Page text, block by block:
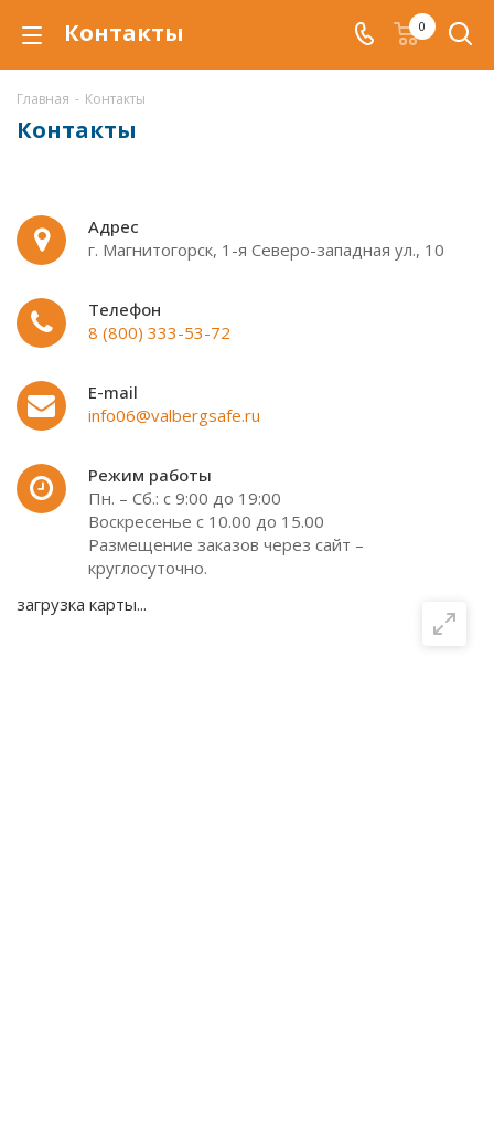
Контакты 0
Главная - Контакты
Контакты
Адрес
г. Магнитогорск, 1-я Северо-западная ул., 10
Телефон
8 (800) 333-53-72
E-mail
info06@valbergsafe.ru
Режим работы
Пн. – Сб.: с 9:00 до 19:00
Воскресенье с 10.00 до 15.00
Размещение заказов через сайт –
круглосуточно.
загрузка карты...